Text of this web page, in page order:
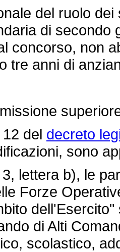
del ruolo
di secondo
concorso, non
tre anni di
del decreto
sono
lettera b), le
Forze
di Alti
scolastico,